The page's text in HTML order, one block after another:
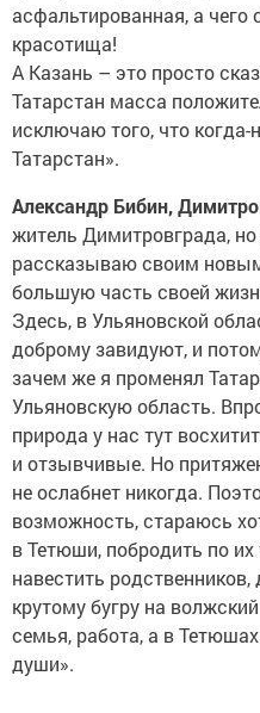
асфальтированная, а
красотища!
А Казань – это просто
Татарстан масса
исключаю того, что
Татарстан».
Александр Бибин,
житель Димитровграда,
рассказываю своим
большую часть своей
Здесь, в Ульяновской
доброму завидуют, и
зачем же я променял
Ульяновскую область.
природа у нас тут
и отзыв­чивые. Но
не ослабнет никогда.
возможность, стараюсь
в Тетюши, побродить по
навестить родственников,
крутому бугру на
семья, работа, а в
души».